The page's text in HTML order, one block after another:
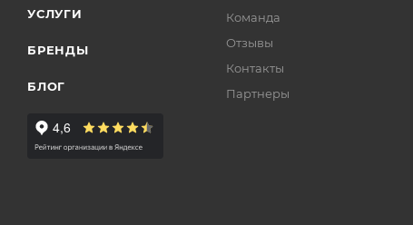
УСЛУГИ
БРЕНДЫ
БЛОГ
Команда
Отзывы
Контакты
Партнеры